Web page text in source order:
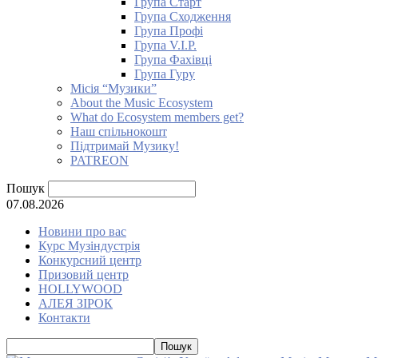
Група Сходження
Група Профі
Група V.I.P.
Група Фахівці
Група Гуру
Місія “Музики”
About the Music Ecosystem
What do Ecosystem members get?
Наш спільнокошт
Підтримай Музику!
PATREON
Пошук
07.08.2026
Новини про вас
Курс Музіндустрія
Конкурсний центр
Призовий центр
HOLLYWOOD
АЛЕЯ ЗІРОК
Контакти